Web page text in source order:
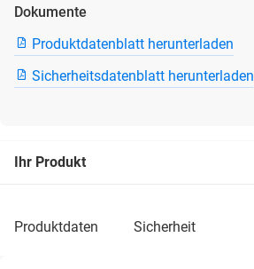
Dokumente
Produktdatenblatt herunterladen
Sicherheitsdatenblatt herunterladen
Ihr Produkt
produktdaten sicherheit